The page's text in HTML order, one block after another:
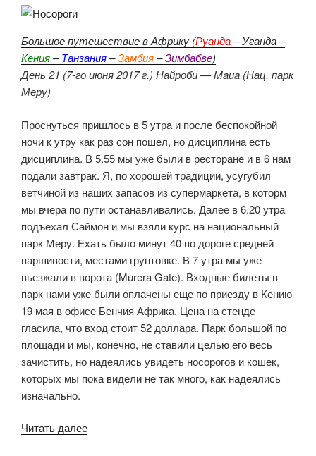
Большое путешествие в Африку (Руанда– Уганда –
Кения–Танзания–Замбия–Зимбабве)
День 21 (7-го июня 2017 г.) Найроби — Maua (Нац. парк
Меру)
Проснуться пришлось в 5 утра и после беспокойной
ночи к утру как раз сон пошел, но дисциплина есть
дисциплина. В 5.55 мы уже были в ресторане и в 6 нам
подали завтрак. Я, по хорошей традиции, усугубил
ветчиной из наших запасов из супермаркета, в которм
мы вчера по пути останавливались. Далее в 6.20 утра
подъехал Саймон и мы взяли курс на национальный
парк Меру. Ехать было минут 40 по дороге средней
паршивости, местами грунтовке. В 7 утра мы уже
вьезжали в ворота (Murera Gate). Входные билеты в
парк нами уже были оплачены еще по приезду в Кению
19 мая в офисе Бенчия Африка. Цена на стенде
гласила, что вход стоит 52 доллара. Парк большой по
площади и мы, конечно, не ставили целью его весь
зачистить, но надеялись увидеть носорогов и кошек,
которых мы пока видели не так много, как надеялись
изначально.
Читать далее«Нац.